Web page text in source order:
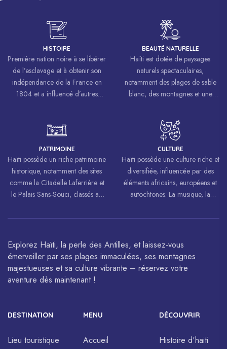
HISTOIRE
Première nation noire à se libérer
de l’esclavage et à obtenir son
indépendance de la France en
1804 et a influencé d’autres
luttes pour la liberté et l’égalité.
BEAUTÉ NATURELLE
Haïti est dotée de paysages
naturels spectaculaires,
notamment des plages de sable
blanc, des montagnes et une
PATRIMOINE
Haïti possède un riche patrimoine
historique, notamment des sites
comme la Citadelle Laferrière et
le Palais Sans-Souci, classés au
l’UNESCO.
CULTURE
Haïti possède une culture riche et
diversifiée, influencée par des
éléments africains, européens et
autochtones. La musique, la
sont célébrés à travers le monde.
Explorez Haïti, la perle des Antilles, et laissez-vous
émerveiller par ses plages immaculées, ses montagnes
majestueuses et sa culture vibrante – réservez votre
aventure dès maintenant !
DESTINATION
Lieu touristique
MENU
Accueil
DÉCOUVRIR
Histoire d'haiti